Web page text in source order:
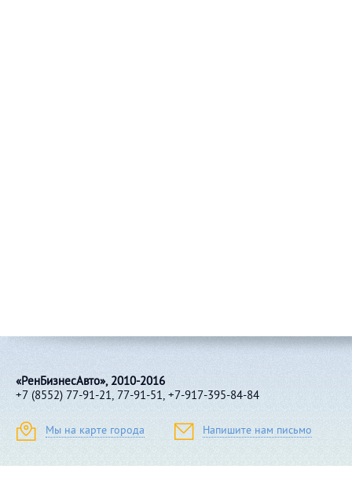
«РенБизнесАвто», 2010-2016
+7 (8552) 77-91-21, 77-91-51, +7-917-395-84-84
Мы на карте города Напишите нам письмо